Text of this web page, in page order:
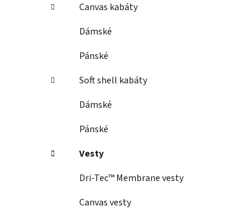
Canvas kabáty
Dámské
Pánské
Soft shell kabáty
Dámské
Pánské
Vesty
Dri-Tec™ Membrane vesty
Canvas vesty